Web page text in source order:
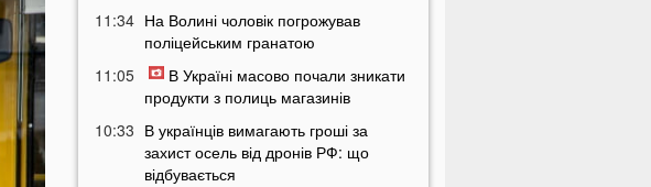
11:34 На Волині чоловік погрожував
поліцейським гранатою
11:05
В Україні масово почали зникати
продукти з полиць магазинів
10:33 В українців вимагають гроші за
захист осель від дронів РФ: що
відбувається